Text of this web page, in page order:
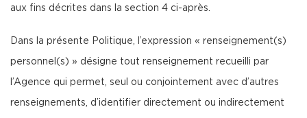
aux fins décrites dans la section 4 ci-après.
Dans la présente Politique, l’expression « renseignement(s)
personnel(s) » désigne tout renseignement recueilli par
l’Agence qui permet, seul ou conjointement avec d’autres
renseignements, d’identifier directement ou indirectement